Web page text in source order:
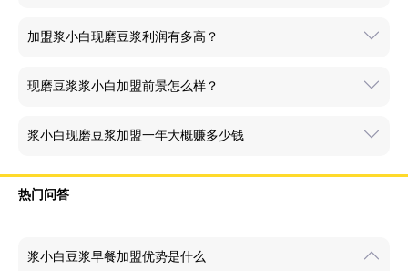
加盟浆小白现磨豆浆利润有多高？
现磨豆浆浆小白加盟前景怎么样？
浆小白现磨豆浆加盟一年大概赚多少钱
热门问答
浆小白豆浆早餐加盟优势是什么